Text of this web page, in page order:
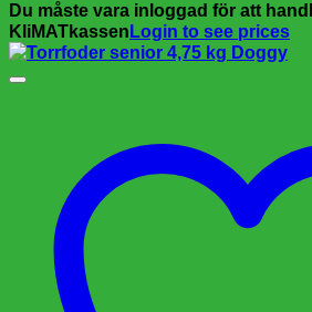
Du måste vara inloggad för att
KliMATkassen Login to see prices